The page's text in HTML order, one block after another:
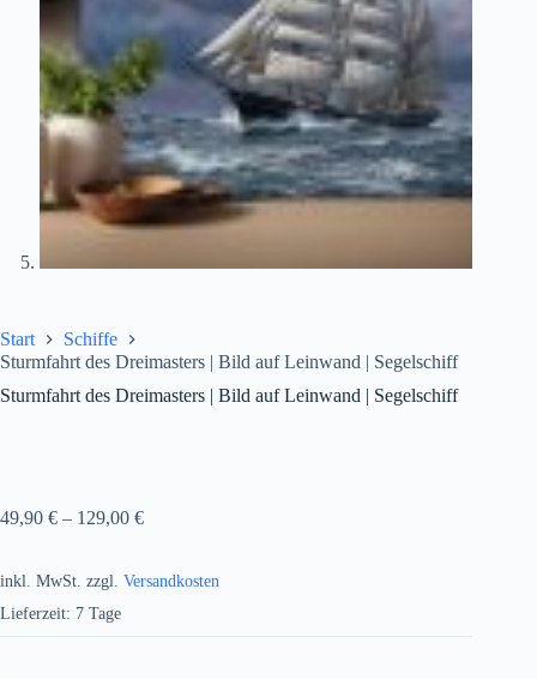
Start
Schiffe
Sturmfahrt des Dreimasters | Bild auf Leinwand | Segelschiff
Sturmfahrt des Dreimasters | Bild auf Leinwand | Segelschiff
49,90 € – 129,00 €
inkl. MwSt. zzgl. Versandkosten
Lieferzeit: 7 Tage